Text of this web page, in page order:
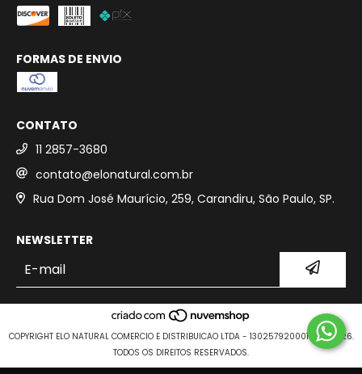
FORMAS DE ENVIO
CONTATO
11 2857-3680
contato@elonatural.com.br
Rua Dom José Maurício, 259, Carandiru, São Paulo, SP.
NEWSLETTER
COPYRIGHT ELO NATURAL COMERCIO E DISTRIBUICAO LTDA - 13025792000109 - 2026.
TODOS OS DIREITOS RESERVADOS.